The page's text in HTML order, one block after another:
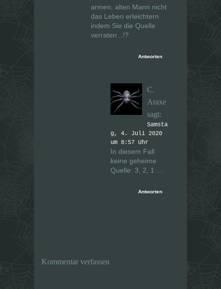
armen, alten Mann nicht
das Leben erleichtern
indem Sie die Quelle
verraten ..!?
Antworten
C.
Araxe
sagt:
Samsta
g, 4. Juli 2020
um 8:57 Uhr
In diesem Fall
keine geheime
Quelle: 3, 2, 1 …
Antworten
Kommentar verfassen